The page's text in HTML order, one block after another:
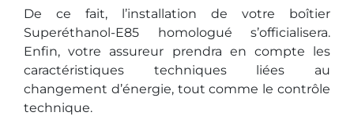
De ce fait, l’installation de votre boîtier
Superéthanol-E85 homologué s’officialisera.
Enfin, votre assureur prendra en compte les
caractéristiques techniques liées au
changement d’énergie, tout comme le contrôle
technique.